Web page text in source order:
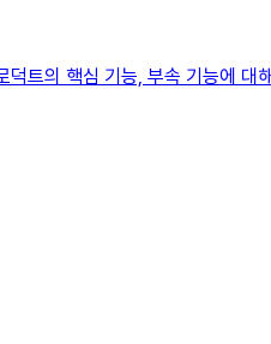
트의 핵심 기능, 부속 기능에